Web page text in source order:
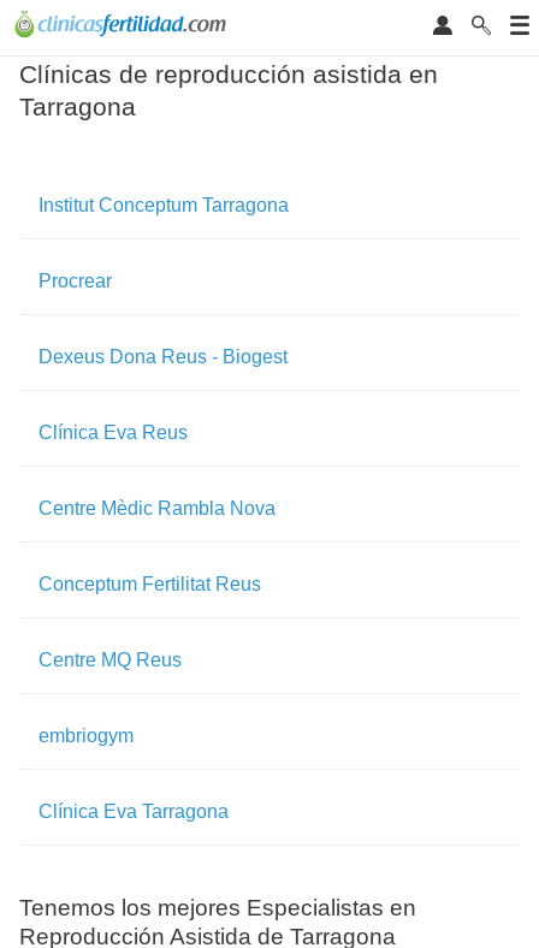
Clínicas de reproducción asistida en
Tarragona
Institut Conceptum Tarragona
Procrear
Dexeus Dona Reus - Biogest
Clínica Eva Reus
Centre Mèdic Rambla Nova
Conceptum Fertilitat Reus
Centre MQ Reus
embriogym
Clínica Eva Tarragona
Tenemos los mejores Especialistas en
Reproducción Asistida de Tarragona